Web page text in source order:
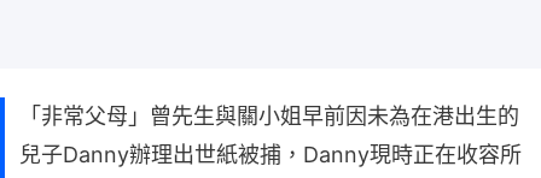
「非常父母」曾先生與關小姐早前因未為在港出生的
兒子Danny辦理出世紙被捕，Danny現時正在收容所